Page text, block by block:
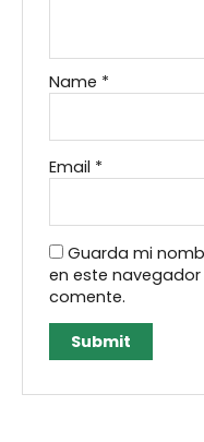
Name *
Email *
Guarda mi
en este
comente.